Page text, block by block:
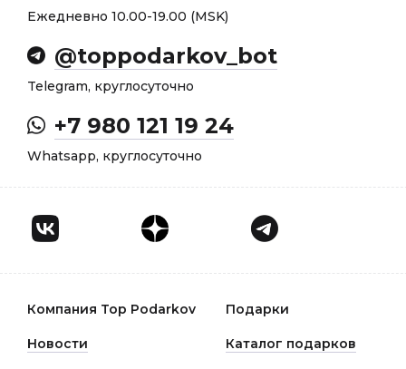
Ежедневно 10.00-19.00 (MSK)
@toppodarkov_bot
Telegram, круглосуточно
+7 980 121 19 24
Whatsapp, круглосуточно
Компания Top Podarkov Подарки
Новости Каталог подарков